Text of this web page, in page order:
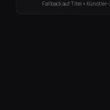
Fallback auf Titel +